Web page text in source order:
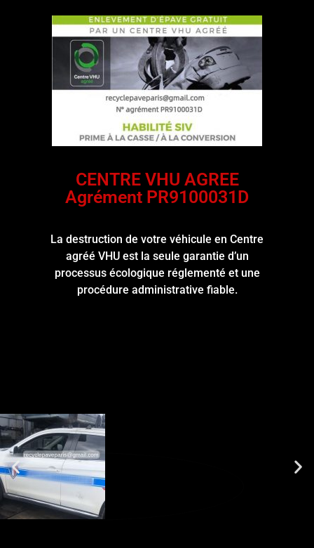
CENTRE VHU AGREE
Agrément PR9100031D
La destruction de votre véhicule en Centre
agréé VHU est la seule garantie d’un
processus écologique réglementé et une
procédure administrative fiable.